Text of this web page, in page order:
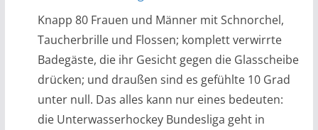
Knapp 80 Frauen und Männer mit Schnorchel,
Taucherbrille und Flossen; komplett verwirrte
Badegäste, die ihr Gesicht gegen die Glasscheibe
drücken; und draußen sind es gefühlte 10 Grad
unter null. Das alles kann nur eines bedeuten:
die Unterwasserhockey Bundesliga geht in